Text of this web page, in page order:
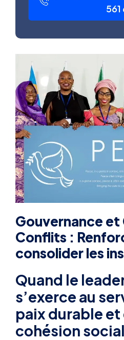
561
Gouvernance et
Conflits :
consolider les
Quand le
s’exerce au
paix durable et
cohésion